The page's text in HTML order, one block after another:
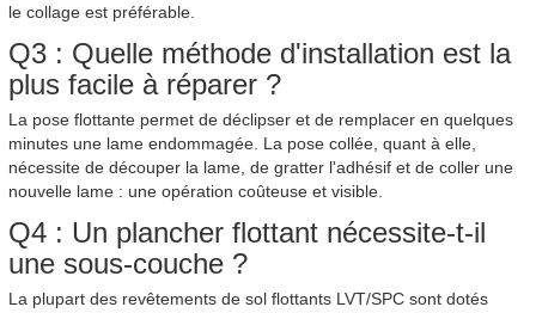
le collage est préférable.
Q3 : Quelle méthode d'installation est la
plus facile à réparer ?
La pose flottante permet de déclipser et de remplacer en quelques
minutes une lame endommagée. La pose collée, quant à elle,
nécessite de découper la lame, de gratter l'adhésif et de coller une
nouvelle lame : une opération coûteuse et visible.
Q4 : Un plancher flottant nécessite-t-il
une sous-couche ?
La plupart des revêtements de sol flottants LVT/SPC sont dotés